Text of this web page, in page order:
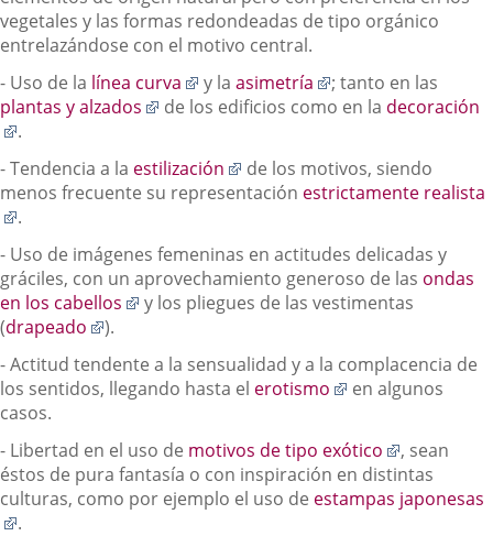
una
aplicación
vegetales y las formas redondeadas de tipo orgánico
entrelazándose con el motivo central.
- Uso de la línea curva
Enlace
a
externa.
y la asimetría
Enlace
a
externa.
; tanto en las
plantas y alzados
Enlace
aplicación
externa.
de los edificios como en la decoración
Enlace
una
aplicación
externa.
.
- Tendencia a la estilización
Enlace
a
externa.
de los motivos, siendo
menos frecuente su representación estrictamente realista
Enlace
una
aplicación
externa.
.
- Uso de imágenes femeninas en actitudes delicadas y
gráciles, con un aprovechamiento generoso de las ondas
en los cabellos
Enlace
aplicación
externa.
y los pliegues de las vestimentas
(drapeado
Enlace
una
aplicación
).
- Actitud tendente a la sensualidad y a la complacencia de
los sentidos, llegando hasta el erotismo
Enlace
aplicación
externa.
en algunos
casos.
- Libertad en el uso de motivos de tipo exótico
Enlace
a
una
, sean
éstos de pura fantasía o con inspiración en distintas
culturas, como por ejemplo el uso de estampas japonesas
Enlace
.